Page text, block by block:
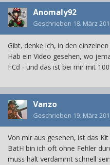
Anomaly92
Geschrieben 18. März
Gibt, denke ich, in den
Hab ein Video gesehen, wo
FCd - und das ist bei mir mit
Vanzo
Geschrieben 19. März
Von mir aus gesehen, ist das
BatH bin ich oft ohne Fehler
muss halt verdammt schnell